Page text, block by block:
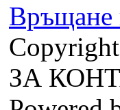
Връщане
ЗА